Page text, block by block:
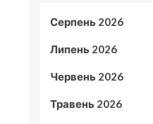
Серпень 2026
Липень 2026
Червень 2026
Травень 2026